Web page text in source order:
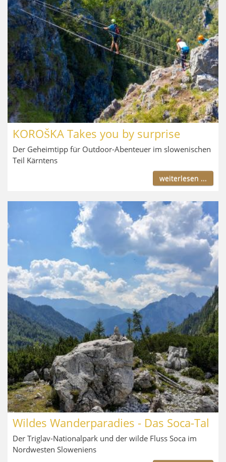
KOROŠKA Takes you by surprise
Der Geheimtipp für Outdoor-Abenteuer im slowenischen
Teil Kärntens
weiterlesen ...
Wildes Wanderparadies - Das Soca-Tal
Der Triglav-Nationalpark und der wilde Fluss Soca im
Nordwesten Sloweniens